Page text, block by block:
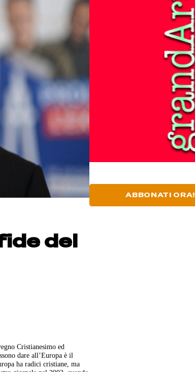
del
Cristianesimo ed
dare all’Europa è il
ha radici cristiane, ma
ABBONATI ORA!